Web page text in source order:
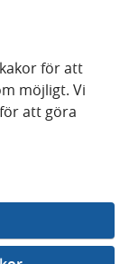
för att
möjligt. Vi
att göra